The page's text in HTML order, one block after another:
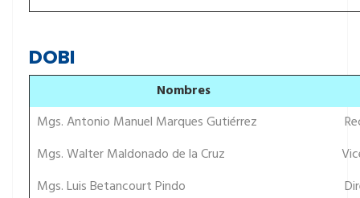
DOBI
Nombres
Mgs. Antonio Manuel Marques Gutiérrez
Mgs. Walter Maldonado de la Cruz
Mgs. Luis Betancourt Pindo